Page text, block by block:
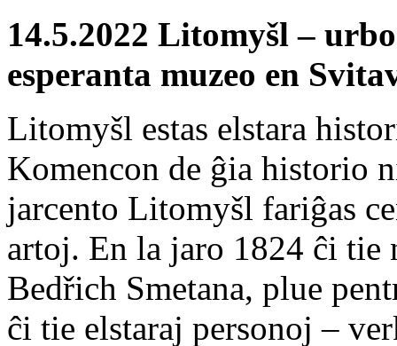
14.5.2022 Litomyšl –
esperanta muzeo en
Litomyšl estas elstara
Komencon de ĝia historio
jarcento Litomyšl fariĝas
artoj. En la jaro 1824 ĉi tie
Bedřich Smetana, plue
ĉi tie elstaraj personoj –